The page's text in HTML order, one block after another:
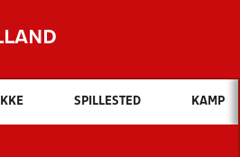
Hvad vil du søge efter?
INDHOLD OG NYHEDER
SPILLESTED KAMP